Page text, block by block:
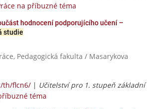
na příbuzné téma
hodnocení podporujícího učení –
studie
Pedagogická fakulta / Masarykova
th/flcn6/ | Učitelství pro 1. stupeň základní
téma